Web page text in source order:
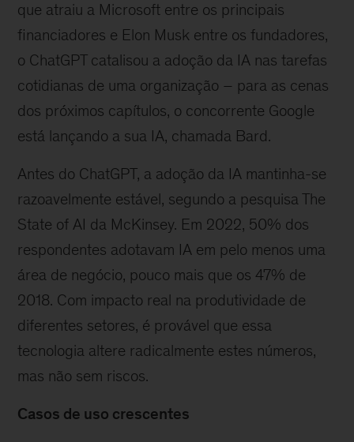
que atraiu a Microsoft entre os principais
financiadores e Elon Musk entre os fundadores,
o ChatGPT catalisou a adoção da IA nas tarefas
cotidianas de uma organização – para as cenas
dos próximos capítulos, o concorrente Google
está lançando a sua IA, chamada Bard.
Antes do ChatGPT, a adoção da IA mantinha-se
razoavelmente estável, segundo a pesquisa The
State of AI da McKinsey. Em 2022, 50% dos
respondentes adotavam IA em pelo menos uma
área de negócio, pouco mais que os 47% de
2018. Com impacto real na produtividade de
diferentes setores, é provável que essa
tecnologia altere radicalmente estes números,
mas não sem riscos.
Casos de uso crescentes